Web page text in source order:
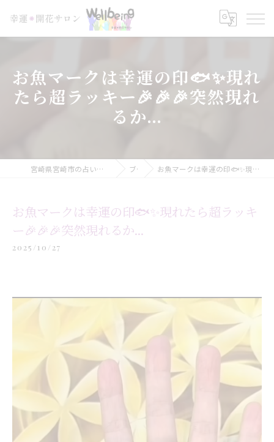
お魚マークは幸運の印🐟✨現れ
たら超ラッキー🎉🎉🎉突然現れ
るか...
宮崎県宮崎市の占いなら幸運＊開花サロン Wellbeing ブログ お魚マークは幸運の印🐟✨現れたら超ラッキー🎉🎉🎉突然現れるか...
お魚マークは幸運の印🐟✨現れたら超ラッキ
ー🎉🎉🎉突然現れるか...
2025/10/27